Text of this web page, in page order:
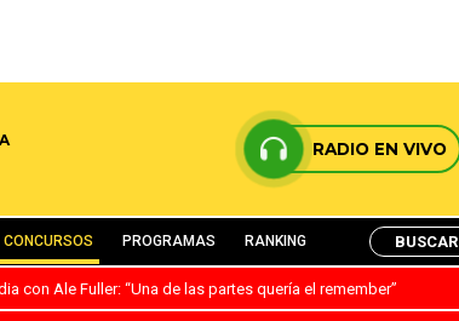
RADIO EN VIVO
CONCURSOS PROGRAMAS RANKING BUSCAR
con Ale Fuller: “Una de las partes quería el remember”